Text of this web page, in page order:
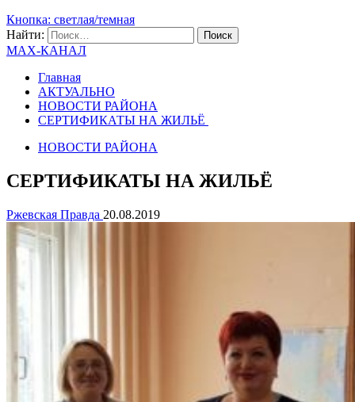
Кнопка: светлая/темная
Найти:
MAX-КАНАЛ
Главная
АКТУАЛЬНО
НОВОСТИ РАЙОНА
СЕРТИФИКАТЫ НА ЖИЛЬЁ
НОВОСТИ РАЙОНА
СЕРТИФИКАТЫ НА ЖИЛЬЁ
Ржевская Правда 20.08.2019